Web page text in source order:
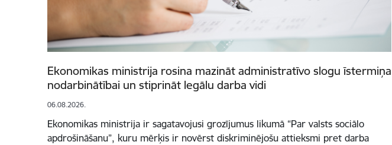
Ekonomikas ministrija rosina mazināt administratīvo slogu īstermiņa
nodarbinātībai un stiprināt legālu darba vidi
06.08.2026.
Ekonomikas ministrija ir sagatavojusi grozījumus likumā “Par valsts sociālo
apdrošināšanu”, kuru mērķis ir novērst diskriminējošu attieksmi pret darba